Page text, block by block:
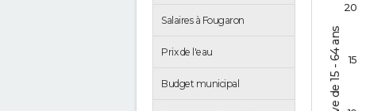
Salaires à Fougaron
Prix de l'eau
Budget municipal
15
20